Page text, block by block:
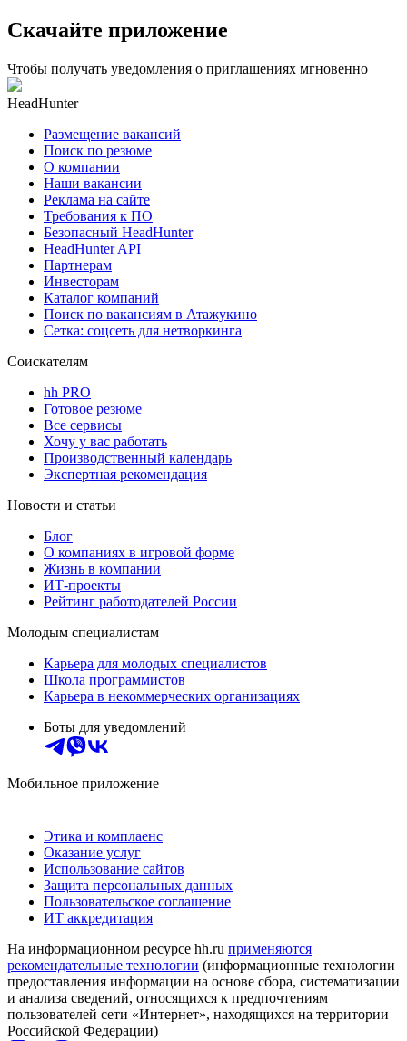
Скачайте приложение
Чтобы получать уведомления о приглашениях мгновенно
HeadHunter
Размещение вакансий
Поиск по резюме
О компании
Наши вакансии
Реклама на сайте
Требования к ПО
Безопасный HeadHunter
HeadHunter API
Партнерам
Инвесторам
Каталог компаний
Поиск по вакансиям в Атажукино
Сетка: соцсеть для нетворкинга
Соискателям
hh PRO
Готовое резюме
Все сервисы
Хочу у вас работать
Производственный календарь
Экспертная рекомендация
Новости и статьи
Блог
О компаниях в игровой форме
Жизнь в компании
ИТ-проекты
Рейтинг работодателей России
Молодым специалистам
Карьера для молодых специалистов
Школа программистов
Карьера в некоммерческих организациях
Боты для уведомлений
Мобильное приложение
Этика и комплаенс
Оказание услуг
Использование сайтов
Защита персональных данных
Пользовательское соглашение
ИТ аккредитация
На информационном ресурсе hh.ru применяются
рекомендательные технологии (информационные технологии
предоставления информации на основе сбора, систематизации
и анализа сведений, относящихся к предпочтениям
пользователей сети «Интернет», находящихся на территории
Российской Федерации)